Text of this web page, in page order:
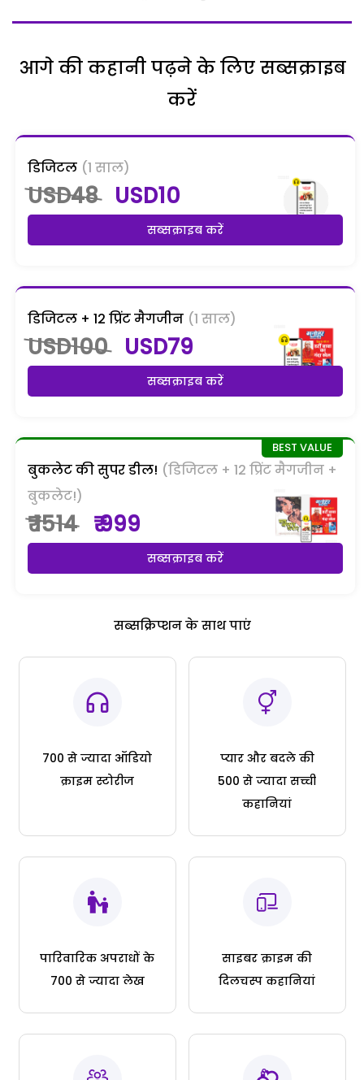
आगे की कहानी पढ़ने के लिए सब्सक्राइब
करें
डिजिटल (1 साल)
USD48 USD10
सब्सक्राइब करें
डिजिटल + 12 प्रिंट मैगजीन (1 साल)
USD100 USD79
सब्सक्राइब करें
बुकलेट की सुपर डील! (डिजिटल + 12 प्रिंट मैगजीन +
बुकलेट!)
₹ 1514 ₹ 999
सब्सक्राइब करें
सब्सक्रिप्शन के साथ पाएं
700 से ज्यादा ऑडियो
क्राइम स्टोरीज
प्यार और बदले की
500 से ज्यादा सच्ची
कहानियां
पारिवारिक अपराधों के
700 से ज्यादा लेख
साइबर क्राइम की
दिलचस्प कहानियां